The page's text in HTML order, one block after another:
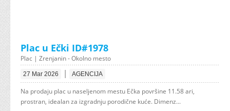
Plac u Ečki ID#1978
Plac | Zrenjanin - Okolno mesto
27 Mar 2026 | AGENCIJA
Na prodaju plac u naseljenom mestu Ečka površine 11.58 ari,
prostran, idealan za izgradnju porodične kuće. Dimenz...